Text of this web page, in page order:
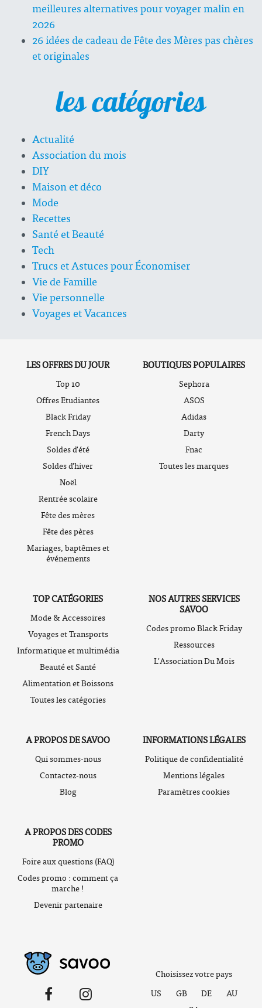
meilleures alternatives pour voyager malin en
2026
26 idées de cadeau de Fête des Mères pas chères
et originales
les catégories
Actualité
Association du mois
DIY
Maison et déco
Mode
Recettes
Santé et Beauté
Tech
Trucs et Astuces pour Économiser
Vie de Famille
Vie personnelle
Voyages et Vacances
LES OFFRES DU JOUR
Top 10
Offres Etudiantes
Black Friday
French Days
Soldes d'été
Soldes d'hiver
Noël
Rentrée scolaire
Fête des mères
Fête des pères
Mariages, baptêmes et
événements
BOUTIQUES POPULAIRES
Sephora
ASOS
Adidas
Darty
Fnac
Toutes les marques
TOP CATÉGORIES
Mode & Accessoires
Voyages et Transports
Informatique et multimédia
Beauté et Santé
Alimentation et Boissons
Toutes les catégories
NOS AUTRES SERVICES
SAVOO
Codes promo Black Friday
Ressources
L'Association Du Mois
A PROPOS DE SAVOO
Qui sommes-nous
Contactez-nous
Blog
INFORMATIONS LÉGALES
Politique de confidentialité
Mentions légales
Paramètres cookies
A PROPOS DES CODES
PROMO
Foire aux questions (FAQ)
Codes promo : comment ça
marche !
Devenir partenaire
Choisissez votre pays
US
GB DE
AU